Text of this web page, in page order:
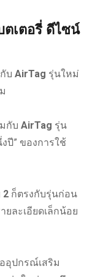
ตเตอรี่ ดีไซน์
บ AirTag รุ่นใหม่
กับ AirTag รุ่น
ปี” ของการใช้
2ก็ตรงกับรุ่นก่อน
ละเอียดเล็กน้อย
อุปกรณ์เสริม